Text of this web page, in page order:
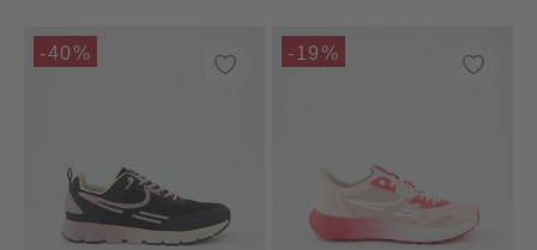
-40% -19%